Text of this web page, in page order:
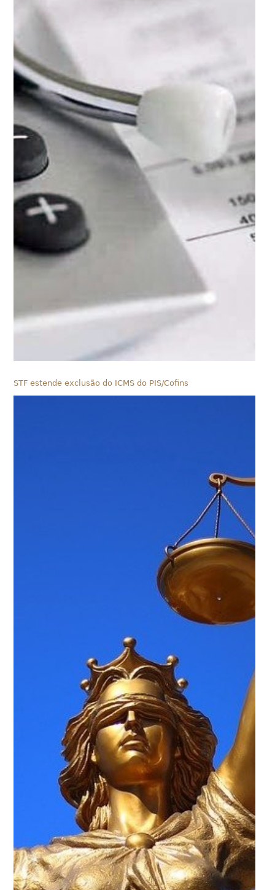
STF estende exclusão do ICMS do PIS/Cofins